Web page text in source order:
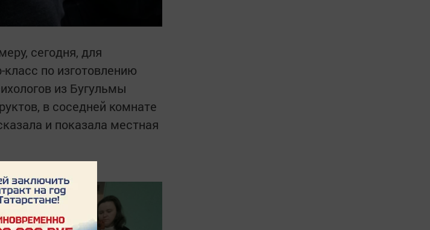
сегодня, для
по изготовлению
из Бугульмы
в соседней комнате
и показала местная